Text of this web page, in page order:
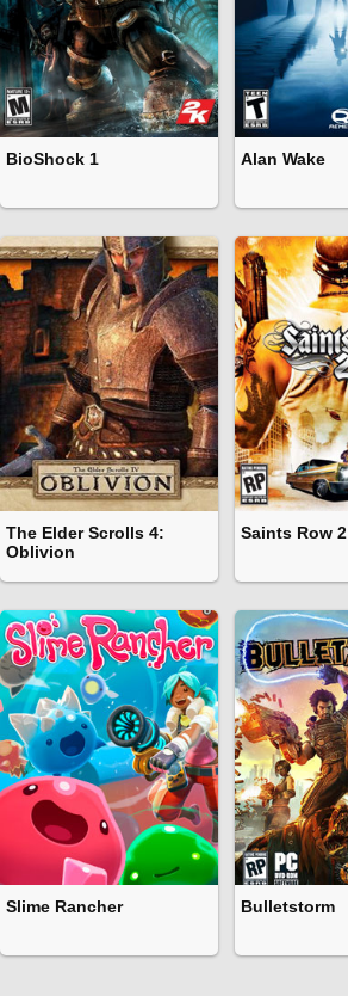
BioShock 1 Alan Wake
The Elder Scrolls 4:
Oblivion
Saints Row 2
Slime Rancher Bulletstorm